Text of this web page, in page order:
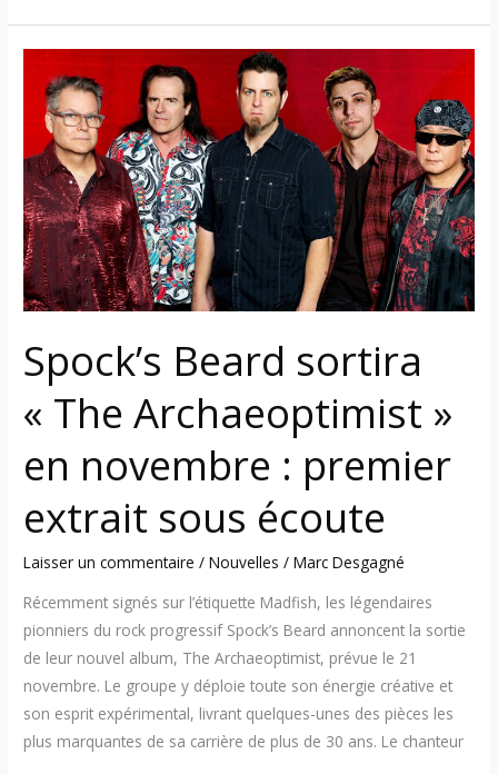
Spock’s Beard sortira
« The Archaeoptimist »
en novembre : premier
extrait sous écoute
Laisser un commentaire /Nouvelles /Marc Desgagné
Récemment signés sur l’étiquette Madfish, les légendaires
pionniers du rock progressif Spock’s Beard annoncent la sortie
de leur nouvel album, The Archaeoptimist, prévue le 21
novembre. Le groupe y déploie toute son énergie créative et
son esprit expérimental, livrant quelques-unes des pièces les
plus marquantes de sa carrière de plus de 30 ans. Le chanteur
Spock’s
Beard
sortira
« The
Archaeoptimist »
en
novembre
:
premier
extrait
écoute